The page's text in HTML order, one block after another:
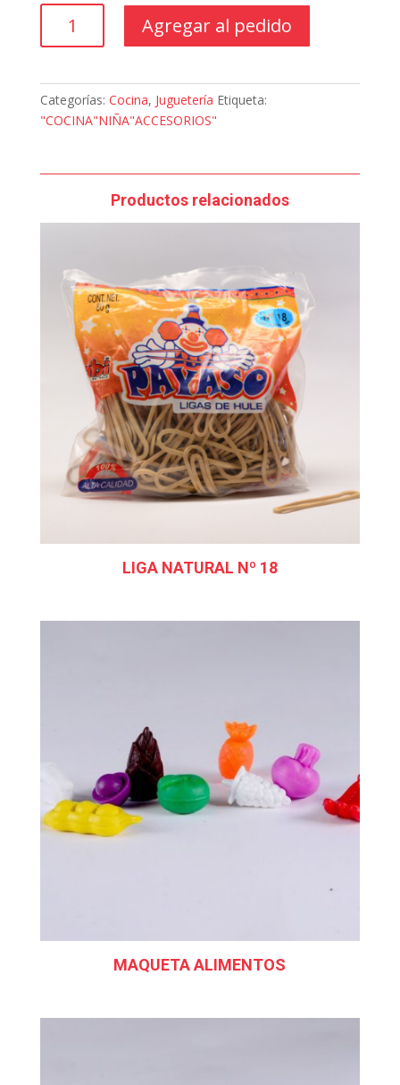
FANNY
cantidad
Agregar al pedido
Categorías: Cocina, Juguetería Etiqueta:
"COCINA"NIÑA"ACCESORIOS"
Productos relacionados
LIGA NATURAL Nº 18
MAQUETA ALIMENTOS